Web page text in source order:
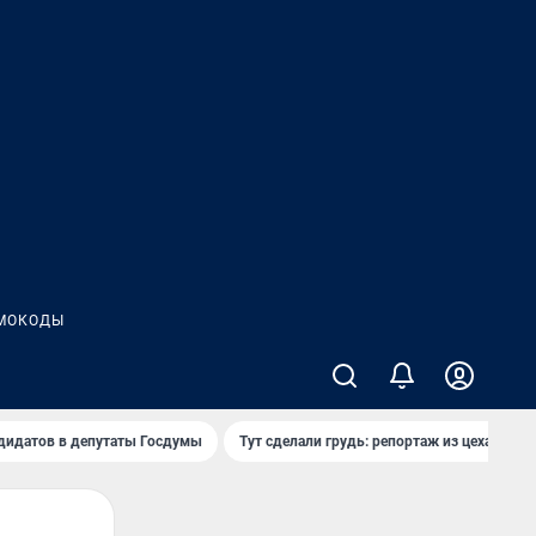
в депутаты Госдумы Тут сделали грудь: репортаж из цеха